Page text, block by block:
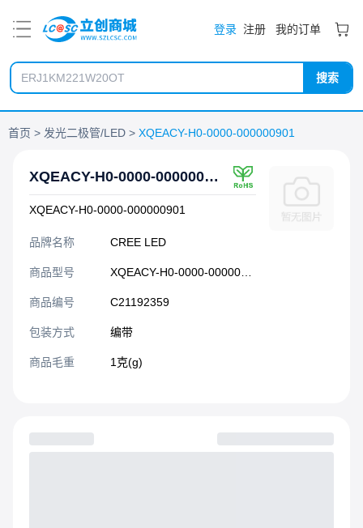
登录 注册 我的订单
搜索
首页 发光二极管/LED XQEACY-H0-0000-000000901
XQEACY-H0-0000-000000901
XQEACY-H0-0000-000000901
品牌名称 CREE LED
商品型号
商品编号 C21192359
包装方式 编带
商品毛重 1克(g)